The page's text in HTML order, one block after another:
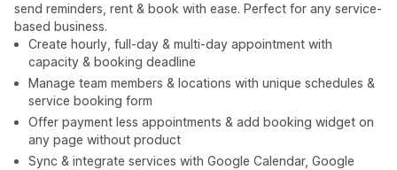
send reminders, rent & book with ease. Perfect for any service-
based business.
Create hourly, full-day & multi-day appointment with
capacity & booking deadline
Manage team members & locations with unique schedules &
service booking form
Offer payment less appointments & add booking widget on
any page without product
Sync & integrate services with Google Calendar, Google